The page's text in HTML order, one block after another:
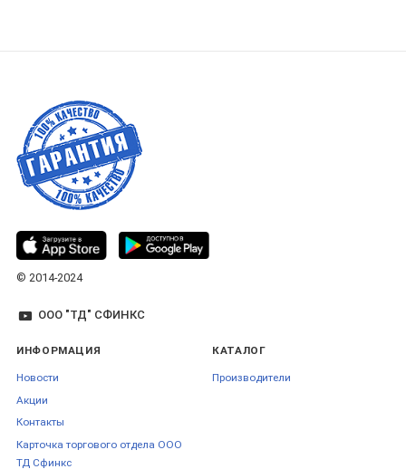
© 2014-2024
ООО "ТД" СФИНКС
ИНФОРМАЦИЯ
Новости
Акции
Контакты
Карточка торгового отдела ООО
ТД Сфинкс
КАТАЛОГ
Производители